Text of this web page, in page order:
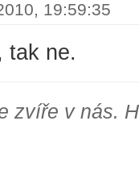
19:59:35
tak ne.
zvíře v nás.